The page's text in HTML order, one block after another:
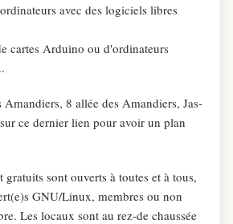
avec des logiciels libres
cartes Arduino ou d'ordinateurs
Amandiers, 8 allée des Amandiers, Jas-
ce dernier lien pour avoir un plan
gratuits sont ouverts à toutes et à tous,
GNU/Linux, membres ou non
Les locaux sont au rez-de chaussée